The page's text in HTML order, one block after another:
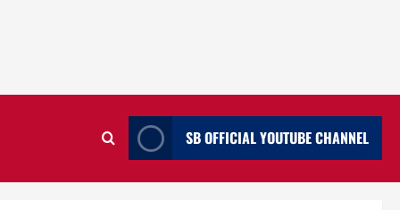
SB OFFICIAL YOUTUBE CHANNEL